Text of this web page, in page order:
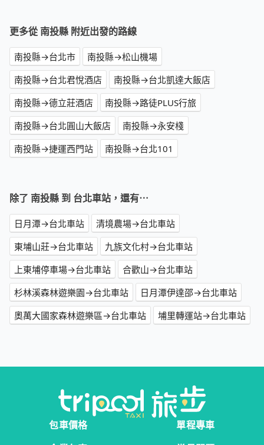
更多從 南投縣 附近出發的路線
南投縣→台北市
南投縣→松山機場
南投縣→台北君悅酒店
南投縣→台北凱達大飯店
南投縣→德立莊酒店
南投縣→路徒PLUS行旅
南投縣→台北圓山大飯店
南投縣→永安棧
南投縣→捷運西門站
南投縣→台北101
除了 南投縣 到 台北車站，還有⋯
日月潭→台北車站
清境農場→台北車站
東埔山莊→台北車站
九族文化村→台北車站
上東埔停車場→台北車站
合歡山→台北車站
杉林溪森林遊樂園→台北車站
日月潭伊達邵→台北車站
奧萬大國家森林遊樂區→台北車站
埔里轉運站→台北車站
包車價格
單程專車